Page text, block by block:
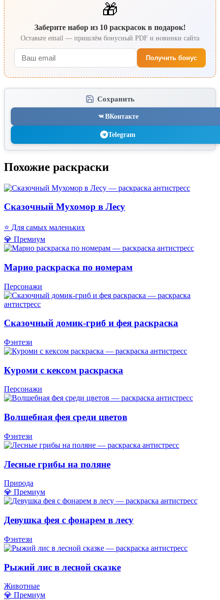
🎁
Заберите набор из 10 раскрасок в подарок!
Оставьте email — пришлём бонусный PDF и новинки сайта
Получить бонус
Сохранить
ВКонтакте
Telegram
Похожие раскраски
Сказочный Мухомор в Лесу
⭐ Для самых маленьких
💎 Премиум
Марио раскраска по номерам
Персонажи
Сказочный домик-гриб и фея раскраска
Фэнтези
Куроми с кексом раскраска
Персонажи
Волшебная фея среди цветов
Фэнтези
Лесные грибы на поляне
Природа
💎 Премиум
Девушка фея с фонарем в лесу
Фэнтези
Рыжий лис в лесной сказке
Животные
💎 Премиум